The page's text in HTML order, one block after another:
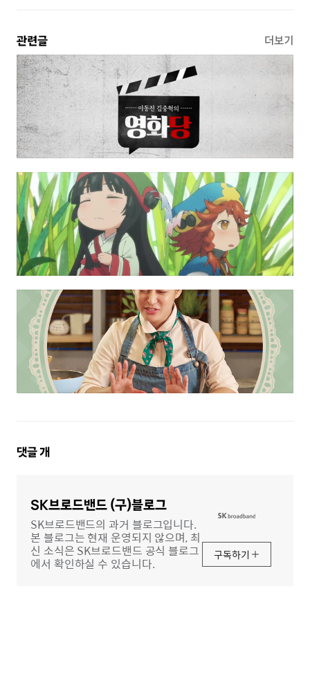
관련글 더보기
댓
댓글개
SK브로드밴드 (구)블로그
SK브로드밴드의 과거 블로그입니다.
본 블로그는 현재 운영되지 않으며, 최
신 소식은 SK브로드밴드 공식 블로그
에서 확인하실 수 있습니다.
구독하기